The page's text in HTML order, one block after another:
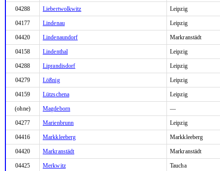
04288 Liebertwolkwitz Leipzig
04177 Lindenau Leipzig
04420 Lindenaundorf Markranstädt
04158 Lindenthal Leipzig
04288 Liprandisdorf Leipzig
04279 Lößnig Leipzig
04159 Lützschena Leipzig
(ohne) Magdeborn —
04277 Marienbrunn Leipzig
04416 Markkleeberg Markkleeberg
04420 Markranstädt Markranstädt
04425 Merkwitz Taucha